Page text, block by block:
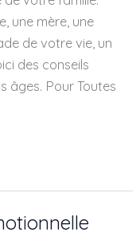
une mère, une
de votre vie, un
des conseils
âges. Pour Toutes